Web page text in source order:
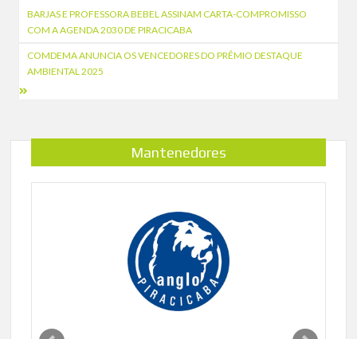
de
Post
BARJAS E PROFESSORA BEBEL ASSINAM CARTA-COMPROMISSO
COM A AGENDA 2030 DE PIRACICABA
COMDEMA ANUNCIA OS VENCEDORES DO PRÊMIO DESTAQUE
AMBIENTAL 2025
Mantenedores